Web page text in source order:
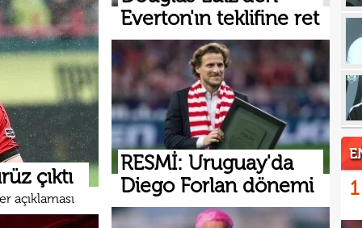
çıktı
açıklaması
Everton'ın teklifine ret
RESMİ: Uruguay'da
Diego Forlan dönemi
kattı
1